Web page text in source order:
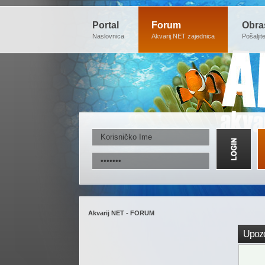
Portal
Naslovnica
Forum
Akvarij.NET zajednica
Akvarij NET - FORUM